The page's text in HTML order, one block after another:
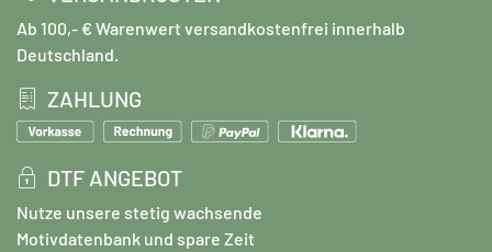
Ab 100,- € Warenwert versandkostenfrei innerhalb
Deutschland.
ZAHLUNG
DTF ANGEBOT
Nutze unsere stetig wachsende
Motivdatenbank und spare Zeit